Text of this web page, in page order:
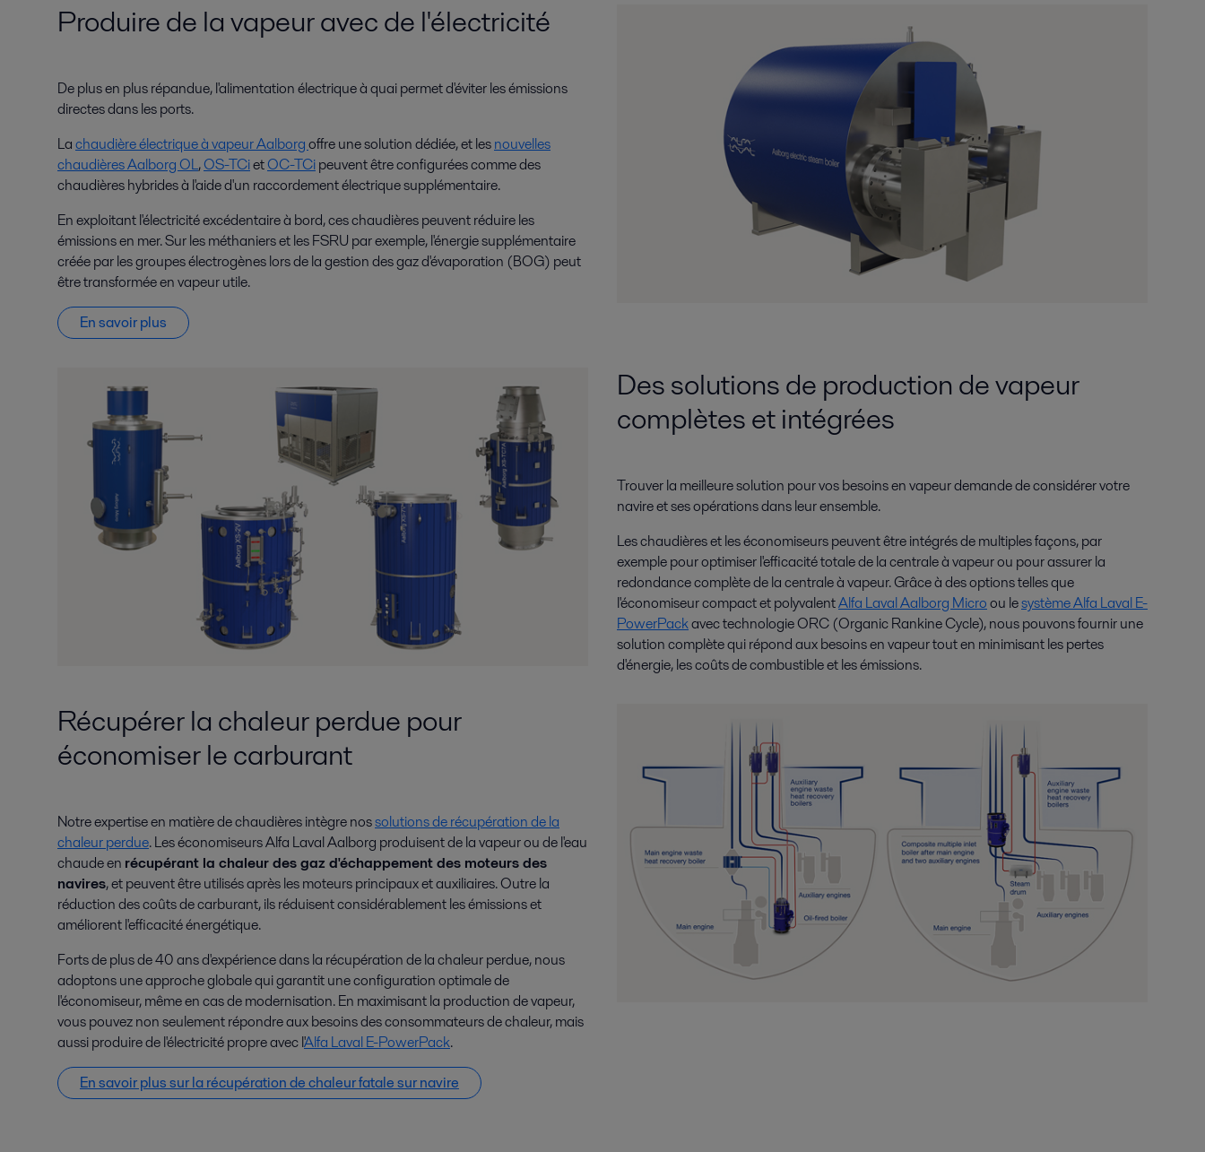
Produire de la vapeur avec de l'électricité
De plus en plus répandue, l'alimentation électrique à quai permet d'éviter les émissions
directes dans les ports.
Lachaudière électrique à vapeur Aalborgoffre une solution dédiée, et lesnouvelles
chaudières Aalborg OL,OS-TCietOC-TCipeuvent être configurées comme des
chaudières hybrides à l'aide d'un raccordement électrique supplémentaire.
En exploitant l'électricité excédentaire à bord, ces chaudières peuvent réduire les
émissions en mer. Sur les méthaniers et les FSRU par exemple, l'énergie supplémentaire
créée par les groupes électrogènes lors de la gestion des gaz d'évaporation (BOG) peut
être transformée en vapeur utile.
En savoir plus
Des solutions de production de vapeur
complètes et intégrées
Trouver la meilleure solution pour vos besoins en vapeur demande de considérer votre
navire et ses opérations dans leur ensemble.
Les chaudières et les économiseurs peuvent être intégrés de multiples façons, par
exemple pour optimiser l'efficacité totale de la centrale à vapeur ou pour assurer la
redondance complète de la centrale à vapeur. Grâce à des options telles que
l'économiseur compact et polyvalentAlfa Laval Aalborg Microou lesystème Alfa Laval E-
PowerPackavec technologie ORC (Organic Rankine Cycle), nous pouvons fournir une
solution complète qui répond aux besoins en vapeur tout en minimisant les pertes
d'énergie, les coûts de combustible et les émissions.
Récupérer la chaleur perdue pour
économiser le carburant
Notre expertise en matière de chaudières intègre nossolutions de récupération de la
chaleur perdue. Les économiseurs Alfa Laval Aalborg produisent de la vapeur ou de l'eau
chaude en récupérant la chaleur des gaz d'échappement des moteurs des
navires, et peuvent être utilisés après les moteurs principaux et auxiliaires. Outre la
réduction des coûts de carburant, ils réduisent considérablement les émissions et
améliorent l'efficacité énergétique.
Forts de plus de 40 ans d'expérience dans la récupération de la chaleur perdue, nous
adoptons une approche globale qui garantit une configuration optimale de
l'économiseur, même en cas de modernisation. En maximisant la production de vapeur,
vous pouvez non seulement répondre aux besoins des consommateurs de chaleur, mais
aussi produire de l'électricité propre avec l'Alfa Laval E-PowerPack.
En savoir plus sur la récupération de chaleur fatale sur navire